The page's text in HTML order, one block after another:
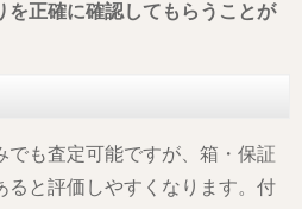
を正確に確認してもらうことが
でも査定可能ですが、箱・保証
ると評価しやすくなります。付